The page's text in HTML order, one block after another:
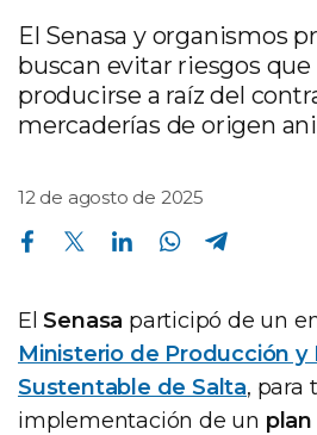
El Senasa y organismos
buscan evitar riesgos
producirse a raíz del
mercaderías de origen
12 de agosto de 2025
Compartir en Facebook Compartir en Twitter Compartir en Linkedin Compartir en Whatsapp
ElSenasa participó de un
Ministerio de Producción y
Sustentable de Salta, para
implementación de un